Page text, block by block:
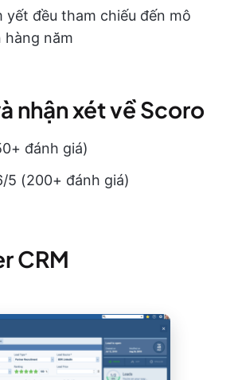
yết đều tham chiếu đến mô
năm
nhận xét về Scoro
đánh giá)
5 (200+ đánh giá)
CRM